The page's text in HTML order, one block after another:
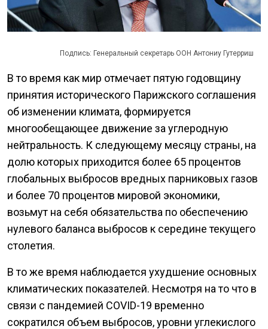
Подпись: Генеральный секретарь ООН Антониу Гутерриш
В то время как мир отмечает пятую годовщину
принятия исторического Парижского соглашения
об изменении климата, формируется
многообещающее движение за углеродную
нейтральность. К следующему месяцу страны, на
долю которых приходится более 65 процентов
глобальных выбросов вредных парниковых газов
и более 70 процентов мировой экономики,
возьмут на себя обязательства по обеспечению
нулевого баланса выбросов к середине текущего
столетия.
В то же время наблюдается ухудшение основных
климатических показателей. Несмотря на то что в
связи с пандемией COVID-19 временно
сократился объем выбросов, уровни углекислого